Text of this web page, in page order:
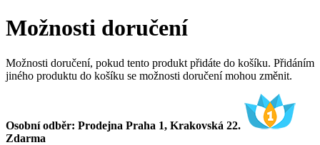
Možnosti doručení
Možnosti doručení, pokud tento produkt přidáte do košíku. Přidáním
jiného produktu do košíku se možnosti doručení mohou změnit.
Osobní odběr: Prodejna Praha 1, Krakovská 22.
Zdarma